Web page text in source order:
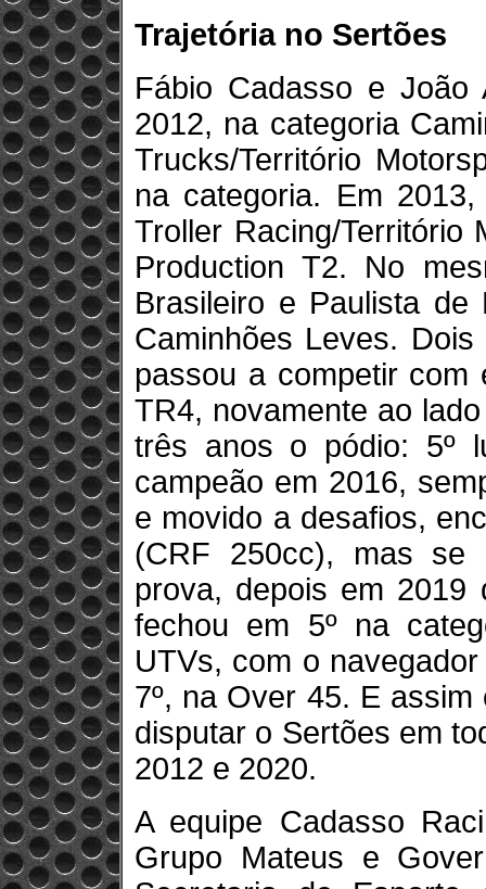
Trajetória no Sertões
Fábio Cadasso e João
2012, na categoria
Trucks/Território
na categoria. Em
Troller Racing/Território
Production T2. No
Brasileiro e Paulista
Caminhões Leves.
passou a competir com
TR4, novamente ao
três anos o pódio: 5º
campeão em 2016,
e movido a desafios,
(CRF 250cc), mas se
prova, depois em 2019
fechou em 5º na
UTVs, com o
7º, na Over 45. E
disputar o Sertões em
2012 e 2020.
A equipe Cadasso
Grupo Mateus e